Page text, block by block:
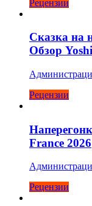
Рецензии
Сказка на
Обзор
Рецензии
France 2026
Рецензии